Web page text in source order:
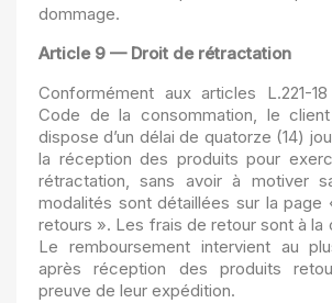
dommage.
Article 9 — Droit de rétractation
Conformément aux articles L.221-
Code de la consommation, le
dispose d’un délai de quatorze (14)
la réception des produits pour
rétractation, sans avoir à motiver
modalités sont détaillées sur la page
retours ». Les frais de retour sont à la
Le remboursement intervient au
après réception des produits
preuve de leur expédition.